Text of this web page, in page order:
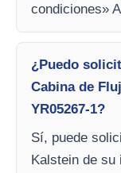
condiciones»
¿Puedo
Cabina de
YR05267-1?
Sí, puede
Kalstein de su